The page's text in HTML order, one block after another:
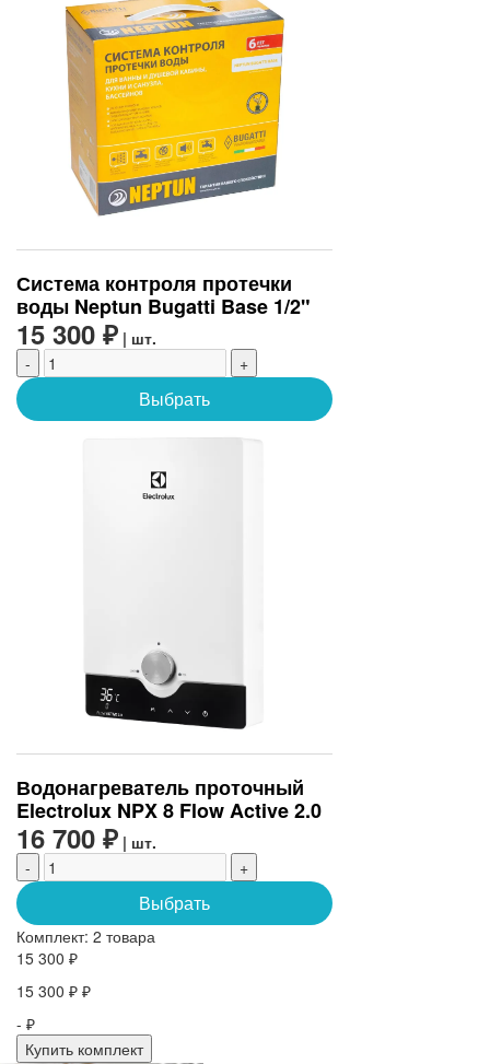
Система контроля протечки
воды Neptun Bugatti Base 1/2"
15 300 ₽ | шт.
-
+
Выбрать
Водонагреватель проточный
Electrolux NPX 8 Flow Active 2.0
16 700 ₽ | шт.
-
+
Выбрать
Комплект: 2 товара
15 300 ₽
15 300 ₽ ₽
- ₽
Купить комплект